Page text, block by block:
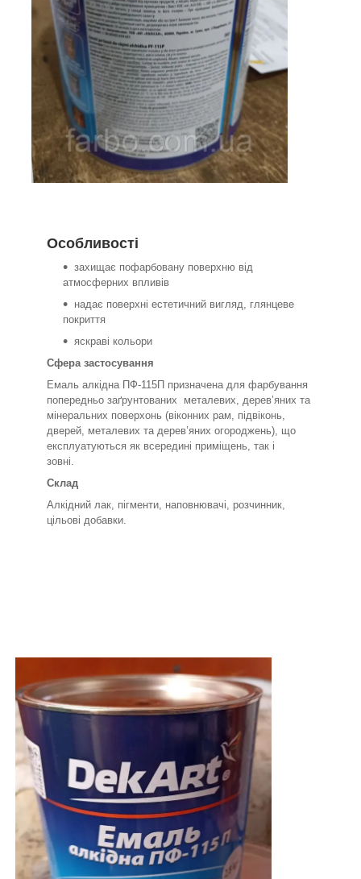
Особливості
захищає пофарбовану поверхню від
атмосферних впливів
надає поверхні естетичний вигляд, глянцеве
покриття
яскраві кольори
Сфера застосування
Емаль алкідна ПФ-115П призначена для фарбування
попередньо заґрунтованих металевих, дерев’яних та
мінеральних поверхонь (віконних рам, підвіконь,
дверей, металевих та дерев’яних огороджень), що
експлуатуються як всередині приміщень, так і
зовні.
Склад
Алкідний лак, пігменти, наповнювачі, розчинник,
цільові добавки.